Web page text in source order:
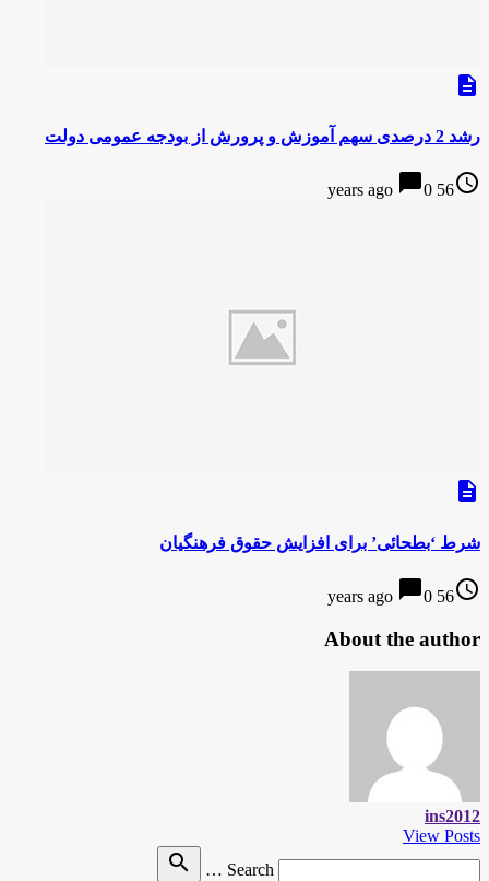
description
رشد 2 درصدی سهم آموزش و پرورش از بودجه عمومی دولت
access_time
56 years ago
chat_bubble0
description
شرط ‘بطحائی’ برای افزایش حقوق فرهنگیان
access_time
56 years ago
chat_bubble0
About the author
ins2012
View Posts
Search
Search …
search